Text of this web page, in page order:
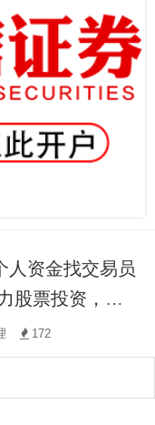
股票投资，资
倍增！
172